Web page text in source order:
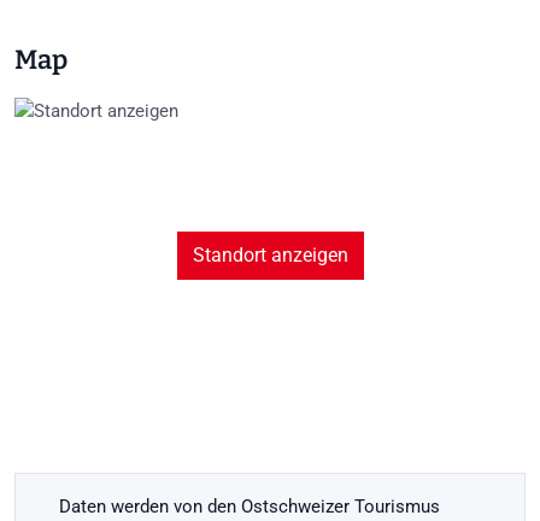
Map
Standort anzeigen
Daten werden von den Ostschweizer Tourismus